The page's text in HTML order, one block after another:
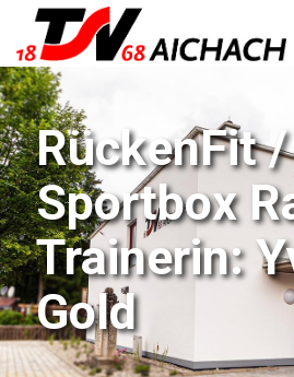
RückenFit /
Sportbox
Trainerin:
Gold